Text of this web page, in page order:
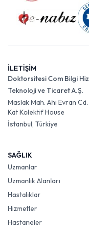
İLETİŞİM
Doktorsitesi Com Bilgi
Teknoloji ve Ticaret A.Ş.
Maslak Mah. Ahi Evran
Kat Kolektif House
İstanbul, Türkiye
SAĞLIK
Uzmanlar
Uzmanlık Alanları
Hastalıklar
Hizmetler
Hastaneler